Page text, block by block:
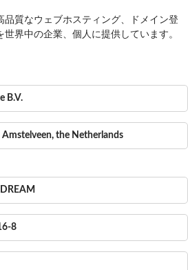
品質なウェブホスティング、ドメイン登
界中の企業、個人に提供しています。
B.V.
the Netherlands
8